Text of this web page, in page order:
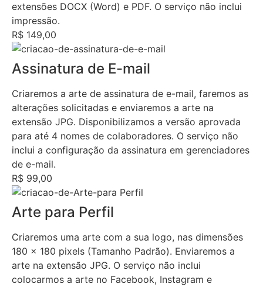
extensões DOCX (Word) e PDF. O serviço não inclui
impressão.
R$ 149,00
Assinatura de E-mail
Criaremos a arte de assinatura de e-mail, faremos as
alterações solicitadas e enviaremos a arte na
extensão JPG. Disponibilizamos a versão aprovada
para até 4 nomes de colaboradores. O serviço não
inclui a configuração da assinatura em gerenciadores
de e-mail.
R$ 99,00
Arte para Perfil
Criaremos uma arte com a sua logo, nas dimensões
180 x 180 pixels (Tamanho Padrão). Enviaremos a
arte na extensão JPG. O serviço não inclui
colocarmos a arte no Facebook, Instagram e